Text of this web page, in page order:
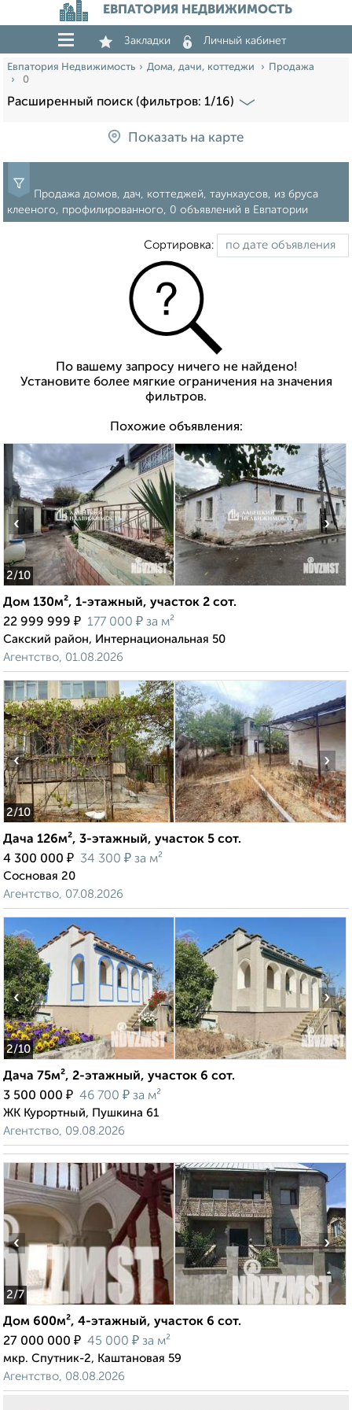
ЕВПАТОРИЯ НЕДВИЖИМОСТЬ
Закладки Личный кабинет
Евпатория Недвижимость Дома, дачи, коттеджи
Продажа
0
Расширенный поиск (фильтров: 1/16)
Показать на карте
Продажа домов, дач, коттеджей, таунхаусов, из бруса
клееного, профилированного, 0 объявлений в Евпатории
Сортировка:
По вашему запросу ничего не найдено!
Установите более мягкие ограничения на значения
фильтров.
Похожие объявления:
2/10
‹ ›
Дом 130м², 1-этажный, участок 2 сот.
22 999 999 ₽ 177 000 ₽ за м²
Сакский район, Интернациональная 50
Агентство, 01.08.2026
2/10
‹ ›
Дача 126м², 3-этажный, участок 5 сот.
4 300 000 ₽ 34 300 ₽ за м²
Сосновая 20
Агентство, 07.08.2026
2/10
‹ ›
Дача 75м², 2-этажный, участок 6 сот.
3 500 000 ₽ 46 700 ₽ за м²
ЖК Курортный, Пушкина 61
Агентство, 09.08.2026
2/7
‹ ›
Дом 600м², 4-этажный, участок 6 сот.
27 000 000 ₽ 45 000 ₽ за м²
мкр. Спутник-2, Каштановая 59
Агентство, 08.08.2026